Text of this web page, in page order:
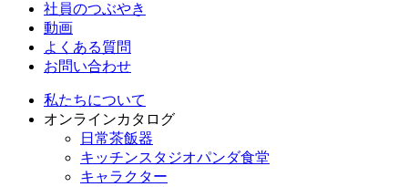
社員のつぶやき
動画
よくある質問
お問い合わせ
私たちについて
オンラインカタログ
日常茶飯器
キッチンスタジオパンダ食堂
キャラクター